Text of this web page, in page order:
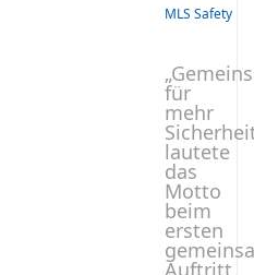
MLS Safety
für
mehr
lautete
das
Motto
beim
ersten
Auftritt